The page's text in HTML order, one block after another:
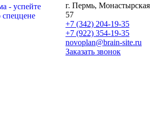
г. Пермь, Монастырская
57
+7 (342) 204-19-35
+7 (922) 354-19-35
novoplan@brain-site.ru
Заказать звонок